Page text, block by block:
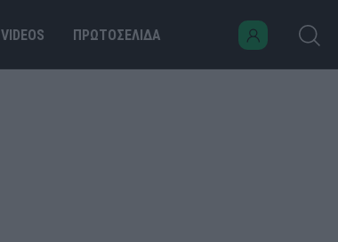
VIDEOS ΠΡΩΤΟΣΕΛΙΔΑ